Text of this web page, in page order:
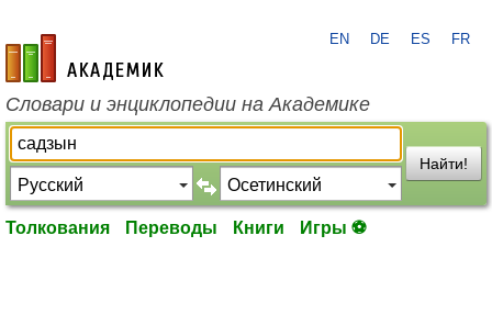
academic.ru
EN DE ES FR
Словари и энциклопедии на Академике
Найти!
Толкования Переводы Книги Игры ⚽